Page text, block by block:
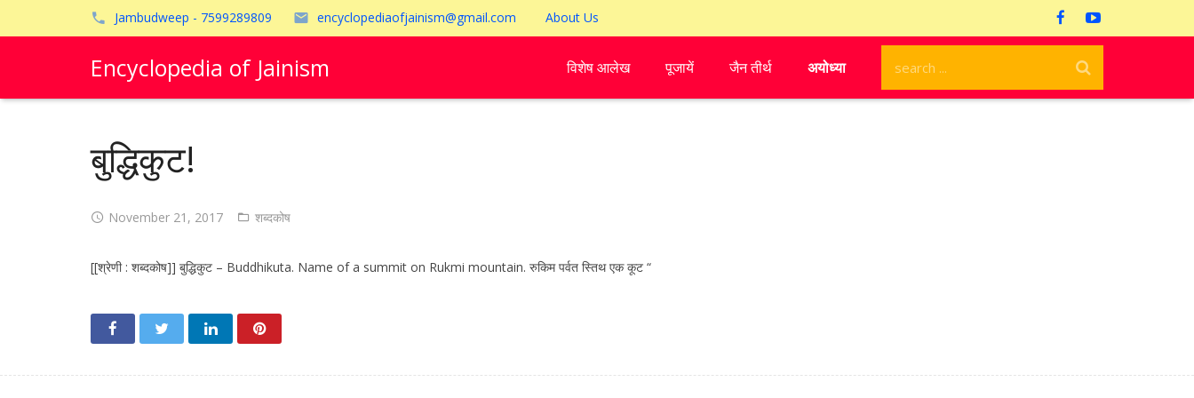
Jambudweep - 7599289809 encyclopediaofjainism@gmail.com About Us
Encyclopedia of Jainism विशेष आलेख पूजायें जैन तीर्थ अयोध्या
बुद्धिकुट!
November 21, 2017 शब्दकोष
[[श्रेणी : शब्दकोष]] बुद्धिकुट – Buddhikuta. Name of a summit on Rukmi mountain. रुकिम पर्वत स्तिथ एक कूट “